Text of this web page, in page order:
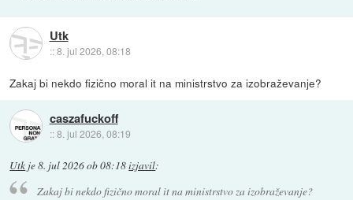
Utk
::8. jul 2026, 08:18
Zakaj bi nekdo fizično moral it na ministrstvo za izobraževanje?
caszafuckoff
::8. jul 2026, 08:19
Utk je8. jul 2026 ob 08:18izjavil:
Zakaj bi nekdo fizično moral it na ministrstvo za izobraževanje?